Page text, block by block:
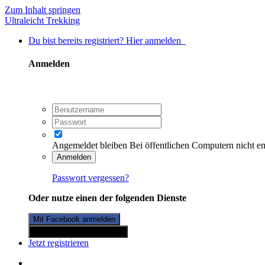
Zum Inhalt springen
Ultraleicht Trekking
Du bist bereits registriert? Hier anmelden
Anmelden
Angemeldet bleiben Bei öffentlichen Computern nicht
Anmelden
Passwort vergessen?
Oder nutze einen der folgenden Dienste
Mit Facebook anmelden
Jetzt registrieren